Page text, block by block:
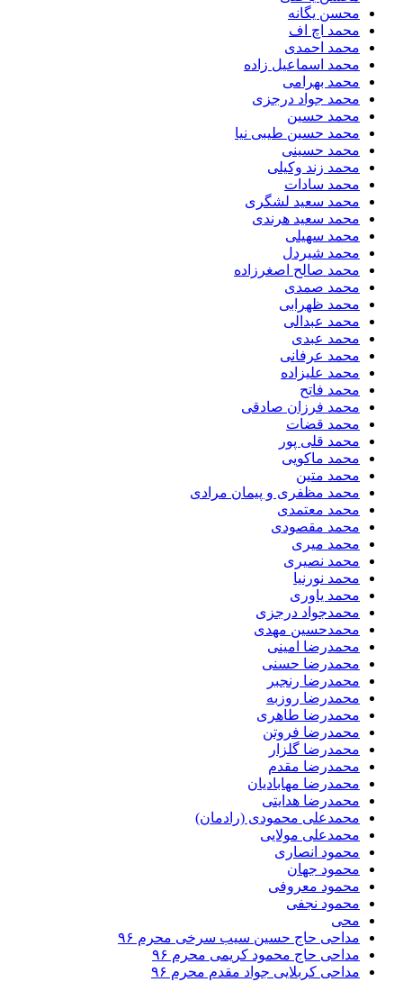
محسن یگانه
محمد اچ اف
محمد احمدی
محمد اسماعیل زاده
محمد بهرامی
محمد جواد درجزی
محمد حسین
محمد حسین طیبی نیا
محمد حسینی
محمد زند وکیلی
محمد سادات
محمد سعید لشگری
محمد سعید هرندی
محمد سهیلی
​محمد شیردل
محمد صالح اصغرزاده
محمد صمدی
محمد ظهرابی
محمد عبدالی
محمد عبدی
محمد عرفانی
محمد علیزاده
محمد فاتح
محمد فرزان صادقی
محمد قضات
محمد قلی پور
محمد ماکویی
محمد متین
محمد مظفری و پیمان مرادی
محمد معتمدی
محمد مقصودی
محمد میری
محمد نصیری
محمد نورنیا
محمد یاوری
محمدجواد درجزی
محمدحسین مهدی
محمدرضا امینی
محمدرضا حسنی
محمدرضا رنجبر
محمدرضا روزبه
محمدرضا طاهری
محمدرضا فروتن
محمدرضا گلزار
محمدرضا مقدم
محمدرضا مهابادیان
محمدرضا هدایتی
محمدعلی محمودی (رادمان)
محمدعلی مولایی
محمود انصاری
محمود جهان
محمود معروفی
محمود نجفی
محی
مداحی حاج حسین سیب سرخی محرم ۹۶
مداحی حاج محمود کریمی محرم ۹۶
مداحی کربلایی جواد مقدم محرم ۹۶